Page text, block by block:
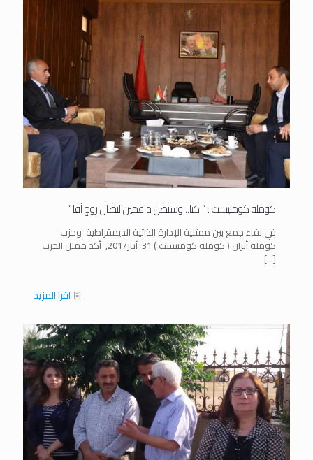
كومله كومنيست : ” كنا.. وسنظل داعمين لنضال روج آفا “
في لقاء جمع بين ممثلية الإدارة الذاتية الديمقراطية وحزب
كومله أيران ( كومله كومنيست ) 31 آيار2017, أكد ممثل الحزب
[…]
اقرا المزيد